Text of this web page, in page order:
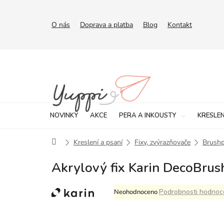
O nás Doprava a platba Blog Kontakt
NOVINKY AKCE PERA A INKOUSTY
DomůKreslení a psaní Fixy, zvýrazňovače
Akrylový fix Karin
Průměrné
hodnocení
NeohodnocenoPodrobnosti